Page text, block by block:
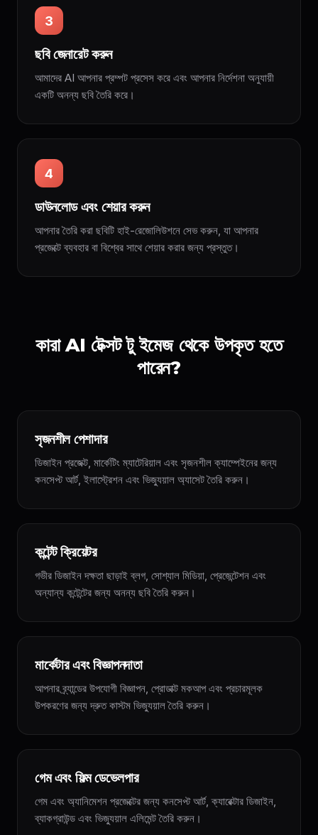
3
ছবি জেনারেট করুন
আমাদের AI আপনার প্রম্পট প্রসেস করে এবং আপনার নির্দেশনা অনুযায়ী
একটি অনন্য ছবি তৈরি করে।
4
ডাউনলোড এবং শেয়ার করুন
আপনার তৈরি করা ছবিটি হাই-রেজোলিউশনে সেভ করুন, যা আপনার
প্রজেক্টে ব্যবহার বা বিশ্বের সাথে শেয়ার করার জন্য প্রস্তুত।
কারা AI টেক্সট টু ইমেজ থেকে উপকৃত হতে
পারেন?
সৃজনশীল পেশাদার
ডিজাইন প্রজেক্ট, মার্কেটিং ম্যাটেরিয়াল এবং সৃজনশীল ক্যাম্পেইনের জন্য
কনসেপ্ট আর্ট, ইলাস্ট্রেশন এবং ভিজ্যুয়াল অ্যাসেট তৈরি করুন।
কন্টেন্ট ক্রিয়েটর
গভীর ডিজাইন দক্ষতা ছাড়াই ব্লগ, সোশ্যাল মিডিয়া, প্রেজেন্টেশন এবং
অন্যান্য কন্টেন্টের জন্য অনন্য ছবি তৈরি করুন।
মার্কেটার এবং বিজ্ঞাপনদাতা
আপনার ব্র্যান্ডের উপযোগী বিজ্ঞাপন, প্রোডাক্ট মকআপ এবং প্রচারমূলক
উপকরণের জন্য দ্রুত কাস্টম ভিজ্যুয়াল তৈরি করুন।
গেম এবং ফিল্ম ডেভেলপার
গেম এবং অ্যানিমেশন প্রজেক্টের জন্য কনসেপ্ট আর্ট, ক্যারেক্টার ডিজাইন,
ব্যাকগ্রাউন্ড এবং ভিজ্যুয়াল এলিমেন্ট তৈরি করুন।